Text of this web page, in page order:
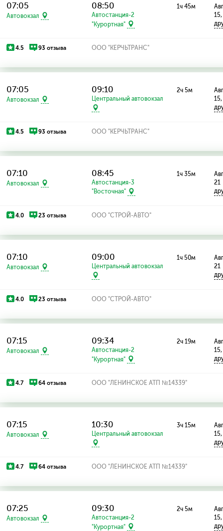
07:05
Автовокзал
08:50
Автостанция-2
"Курортная"
1ч 45м
4.5 93 отзыва ООО "КЕРЧЬТРАНС"
07:05
Автовокзал
09:10
Центральный автовокзал
2ч 5м
4.5 93 отзыва ООО "КЕРЧЬТРАНС"
07:10
Автовокзал
08:45
Автостанция-3
"Восточная"
1ч 35м
21
4.0 23 отзыва ООО "СТРОЙ-АВТО"
07:10
Автовокзал
09:00
Центральный автовокзал
1ч 50м
21
4.0 23 отзыва ООО "СТРОЙ-АВТО"
07:15
Автовокзал
09:34
Автостанция-2
"Курортная"
2ч 19м
4.7 64 отзыва ООО "ЛЕНИНСКОЕ АТП №14339"
07:15
Автовокзал
10:30
Центральный автовокзал
3ч 15м
4.7 64 отзыва ООО "ЛЕНИНСКОЕ АТП №14339"
07:25
Автовокзал
09:30
Автостанция-2
"Курортная"
2ч 5м